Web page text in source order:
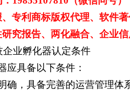
、专利商标版权代理、软件
究报告、两化融合、企业
业孵化器认定条件
应具备以下条件：
确，具备完善的运营管理